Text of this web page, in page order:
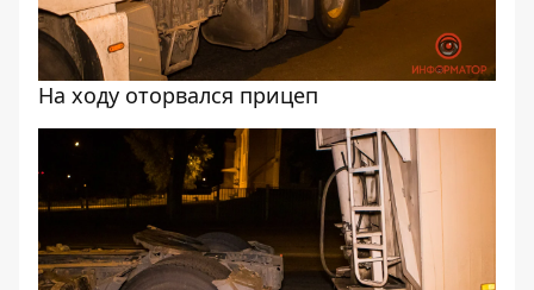
На ходу оторвался прицеп